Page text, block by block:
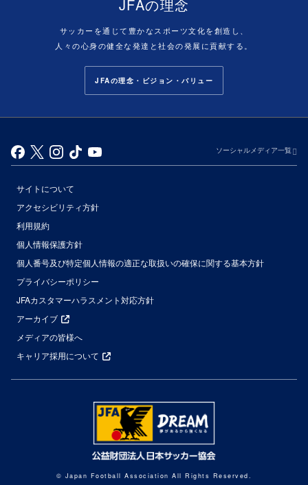
JFAの理念
サッカーを通じて豊かなスポーツ文化を創造し、
人々の心身の健全な発達と社会の発展に貢献する。
JFAの理念・ビジョン・バリュー
ソーシャルメディア一覧
サイトについて
アクセシビリティ方針
利用規約
個人情報保護方針
個人番号及び特定個人情報の適正な取扱いの確保に関する基本方針
プライバシーポリシー
JFAカスタマーハラスメント対応方針
アーカイブ
メディアの皆様へ
キャリア採用について
© Japan Football Association All Rights Reserved.